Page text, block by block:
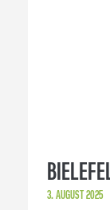
3. AUGUST 2025